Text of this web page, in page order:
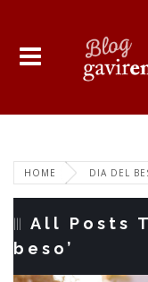
HOME DIA DEL
All Posts
beso’